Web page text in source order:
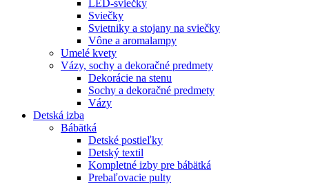
LED-sviečky
Sviečky
Svietniky a stojany na sviečky
Vône a aromalampy
Umelé kvety
Vázy, sochy a dekoračné predmety
Dekorácie na stenu
Sochy a dekoračné predmety
Vázy
Detská izba
Bábätká
Detské postieľky
Detský textil
Kompletné izby pre bábätká
Prebaľovacie pulty